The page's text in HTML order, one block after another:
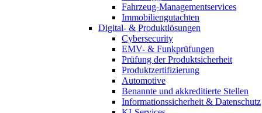
Fahrzeug-Managementservices
Immobiliengutachten
Digital- & Produktlösungen
Cybersecurity
EMV- & Funkprüfungen
Prüfung der Produktsicherheit
Produktzertifizierung
Automotive
Benannte und akkreditierte Stellen
Informationssicherheit & Datenschutz